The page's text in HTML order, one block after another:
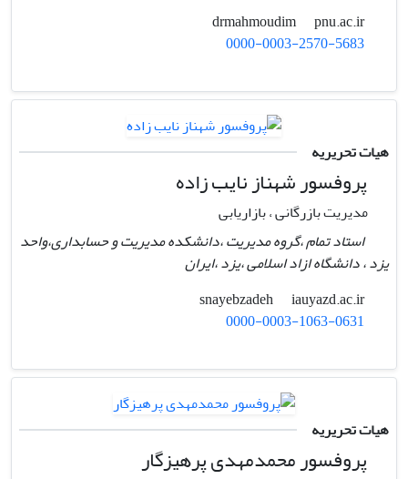
drmahmoudim
pnu.ac.ir
0000-0003-2570-5683
هیات تحریریه
پروفسور شهناز نایب زاده
مدیریت بازرگانی ، بازاریابی
استاد تمام ،گروه مدیریت ،دانشکده مدیریت و حسابداری،واحد
یزد ، دانشگاه ازاد اسلامی ،یزد ،ایران
snayebzadeh
iauyazd.ac.ir
0000-0003-1063-0631
هیات تحریریه
پروفسور محمدمهدی پرهیزگار